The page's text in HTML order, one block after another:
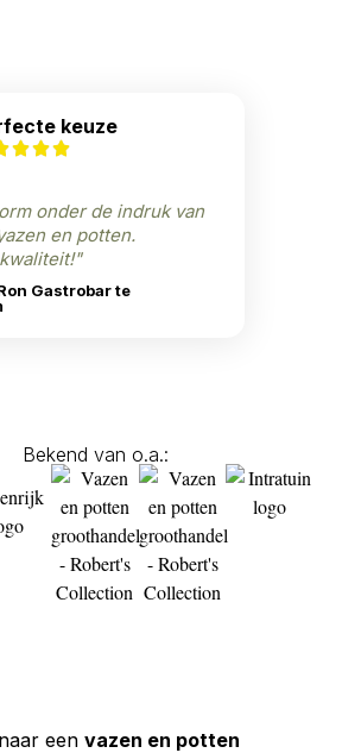
keuze
onder de indruk van
en potten.
Gastrobar te
Bekend van o.a.:
een vazen en potten